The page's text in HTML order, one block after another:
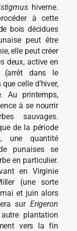
hiverne.
à cette
bois décidues
peut être
elle peut créer
deux, active en
(arrêt dans le
celle d’hiver,
Au printemps,
à se nourrir
sauvages.
de la période
une quantité
punaises se
en particulier.
en Virginie
(une sorte
et juin alors
sur Erigeron
plantation
vers la fin